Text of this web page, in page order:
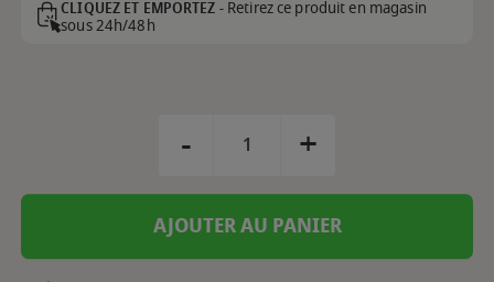
CLIQUEZ ET EMPORTEZ -Retirez ce produit en magasin
sous 24h/48h
- +
AJOUTER AU PANIER